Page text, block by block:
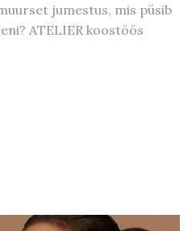
jumestus, mis püsib
ATELIER koostöös